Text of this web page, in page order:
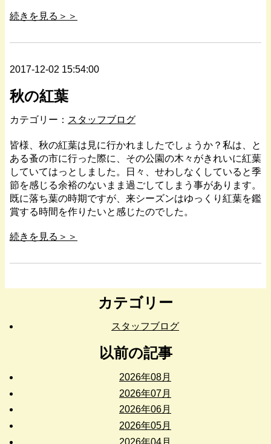
続きを見る＞＞
2017-12-02 15:54:00
秋の紅葉
カテゴリー： スタッフブログ
皆様、秋の紅葉は見に行かれましたでしょうか？私は、と
ある蚤の市に行った際に、その公園の木々がきれいに紅葉
していてはっとしました。日々、せわしなくしていると季
節を感じる余裕のないまま過ごしてしまう事があります。
既に落ち葉の時期ですが、来シーズンはゆっくり紅葉を鑑
賞する時間を作りたいと感じたのでした。
続きを見る＞＞
カテゴリー
スタッフブログ
以前の記事
2026年08月
2026年07月
2026年06月
2026年05月
2026年04月